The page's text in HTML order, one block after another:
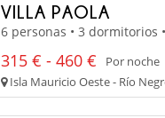
VILLA PAOLA
6 personas • 3 dormitorios
315 € - 460 €
Por noche
Isla Mauricio Oeste - Río